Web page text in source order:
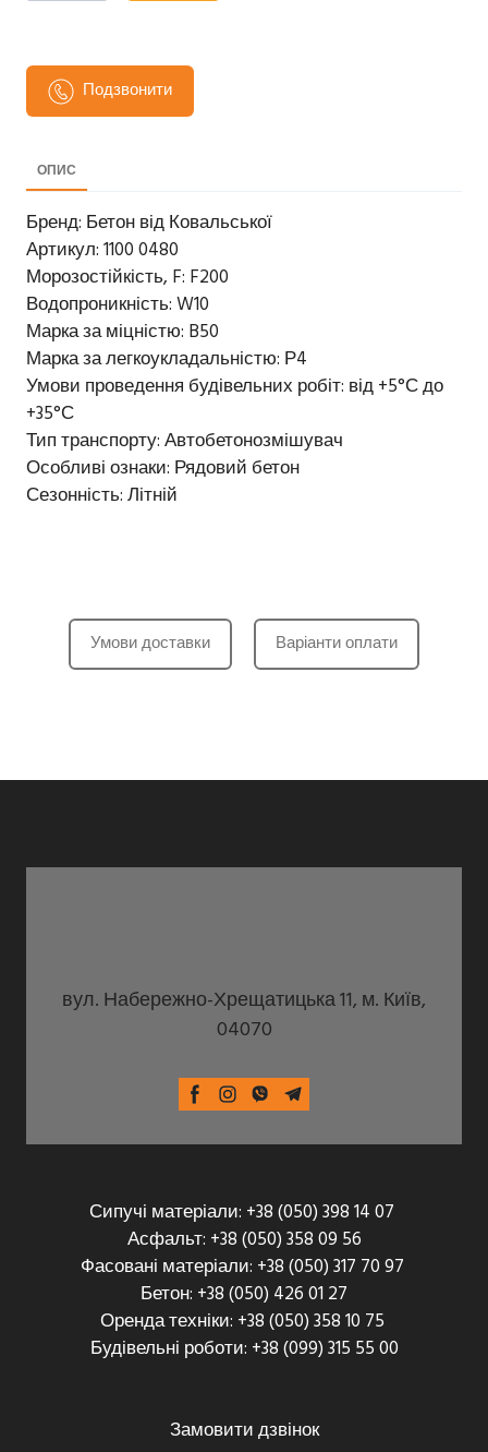
Подзвонити
ОПИС
Бренд: Бетон від Ковальської
Артикул: 1100 0480
Морозостійкість, F: F200
Водопроникність: W10
Марка за міцністю: B50
Марка за легкоукладальністю: Р4
Умови проведення будівельних робіт: від +5°С до
+35°С
Тип транспорту: Автобетонозмішувач
Особливі ознаки: Рядовий бетон
Сезонність: Літній
Умови доставки Варіанти оплати
вул. Набережно-Хрещатицька 11, м. Київ,
04070
Сипучі матеріали: +38 (050) 398 14 07
Асфальт: +38 (050) 358 09 56
Фасовані матеріали: +38 (050) 317 70 97
Бетон: +38 (050) 426 01 27
Оренда техніки: +38 (050) 358 10 75
Будівельні роботи: +38 (099) 315 55 00
Замовити дзвінок